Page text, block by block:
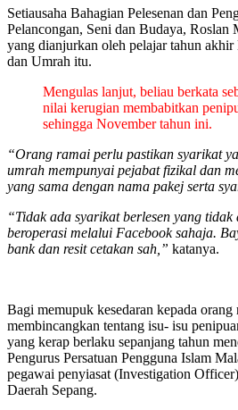
Setiausaha Bahagian Pelesenan dan
Pelancongan, Seni dan Budaya,
yang dianjurkan oleh pelajar tahun
dan Umrah itu.
Mengulas lanjut, beliau berkata
nilai kerugian membabitkan
sehingga November tahun ini.
“Orang ramai perlu pastikan syarikat
umrah mempunyai pejabat fizikal dan
yang sama dengan nama pakej serta
“Tidak ada syarikat berlesen yang tidak
beroperasi melalui Facebook sahaja.
bank dan resit cetakan sah,” katanya.
Bagi memupuk kesedaran kepada
membincangkan tentang isu- isu
yang kerap berlaku sepanjang tahun
Pengurus Persatuan Pengguna Islam
pegawai penyiasat (Investigation
Daerah Sepang.